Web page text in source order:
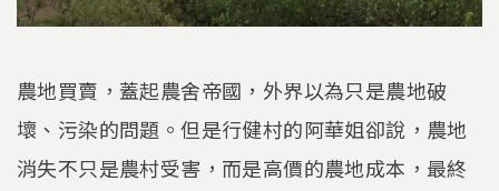
農地買賣，蓋起農舍帝國，外界以為只是農地破
壞、污染的問題。但是行健村的阿華姐卻說，農地
消失不只是農村受害，而是高價的農地成本，最終